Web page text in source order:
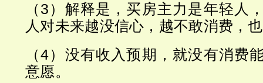
（3）解释是，买房主力是年轻人
人对未来越没信心，越不敢消费，
（4）没有收入预期，就没有消费
意愿。